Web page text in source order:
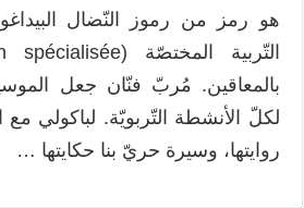
هو رمز من رموز النّضال
بالمعاقين. مُربّ فنّان جعل
لكلّ الأنشطة التّربويّة. لباكولي مع
روايتها، وسيرة حريّ بنا حكايتها …